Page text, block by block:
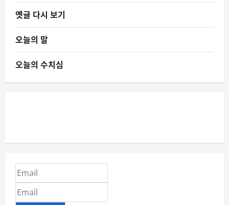
옛글 다시 보기
오늘의 말
오늘의 수치심